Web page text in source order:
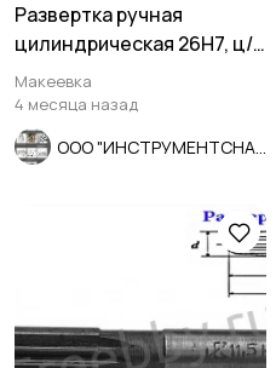
Развертка ручная
цилиндрическая 26Н7, ц/
х, 9ХС, 231/115 мм, Z8,
СССР.
Макеевка
4 месяца назад